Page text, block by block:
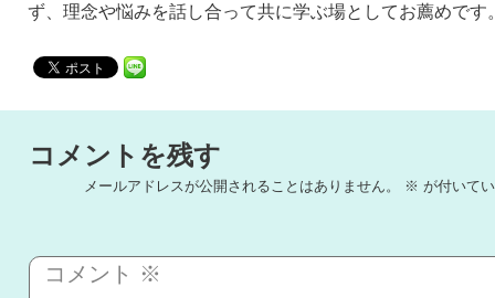
ず、理念や悩みを話し合って共に学ぶ場としてお薦めです
コメントを残す
メールアドレスが公開されることはありません。 ※ が付いて
コメント ※